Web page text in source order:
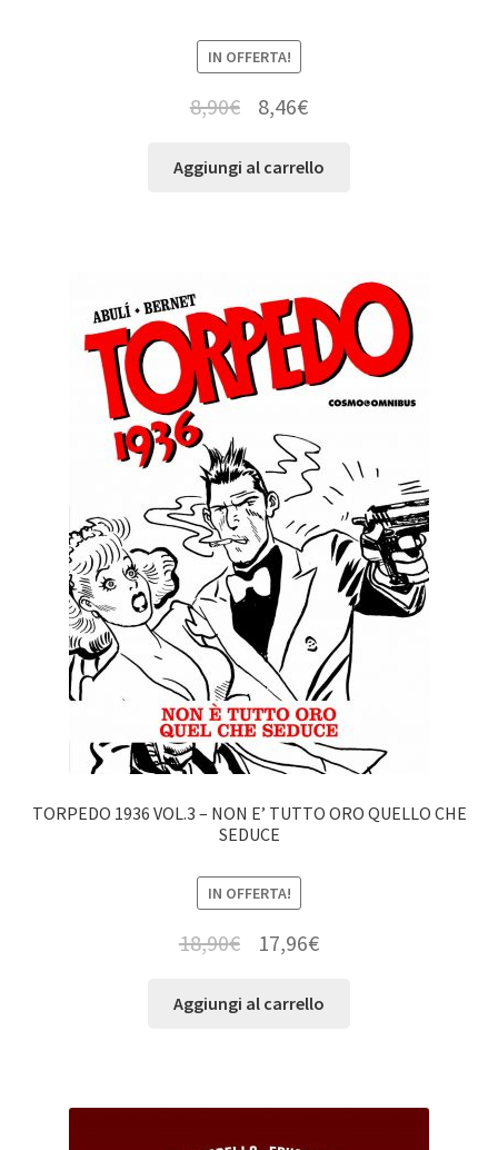
IN OFFERTA!
8,90€ 8,46€
Aggiungi al carrello
TORPEDO 1936 VOL.3 – NON E’ TUTTO ORO QUELLO CHE
SEDUCE
IN OFFERTA!
18,90€ 17,96€
Aggiungi al carrello